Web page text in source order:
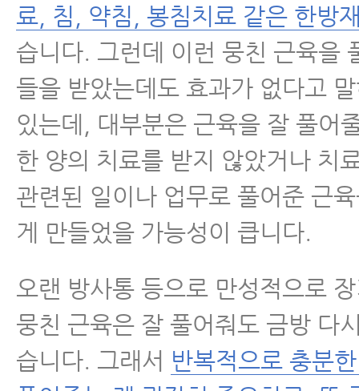
료, 침, 약침, 봉침치료 같은 한방
습니다. 그런데 이런 뭉친 근육을
들을 받았는데도 효과가 없다고
있는데, 대부분은 근육을 잘 풀어
한 양의 치료를 받지 않았거나 치
관련된 일이나 업무로 풀어준 근
게 만들었을 가능성이 큽니다.
오랜 방사통 등으로 만성적으로
뭉친 근육은 잘 풀어줘도 금방 다
습니다. 그래서 반복적으로 충분